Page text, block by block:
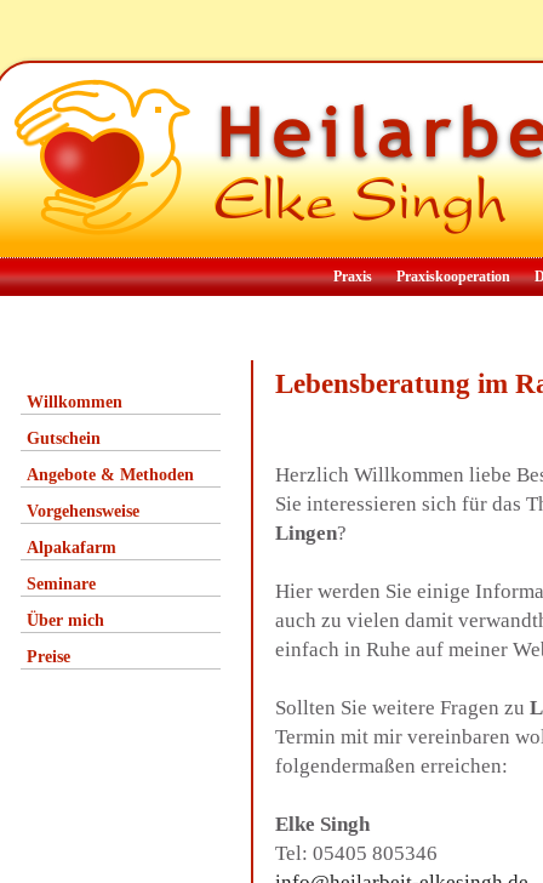
Praxis Praxiskooperation
Willkommen
Gutschein
Angebote & Methoden
Vorgehensweise
Alpakafarm
Seminare
Über mich
Preise
Lebensberatung im
Herzlich Willkommen liebe
Sie interessieren sich für das
Lingen?
Hier werden Sie einige
auch zu vielen damit
einfach in Ruhe auf meiner
Sollten Sie weitere Fragen zu
Termin mit mir vereinbaren
folgendermaßen erreichen:
Elke Singh
Tel: 05405 805346